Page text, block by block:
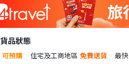
貨品狀態
可預購 住宅及工商地區 免費送貨 最快